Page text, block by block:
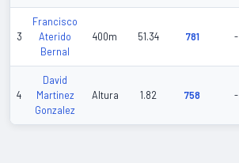
3
Francisco
Aterido
Bernal
400m 51.34 781 -
4
David
Martinez
Gonzalez
Altura 1.82 758 -